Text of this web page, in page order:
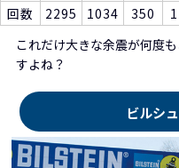
回数
2295 1034 350
これだけ大きな余震が何度
すよね？
ビルシ